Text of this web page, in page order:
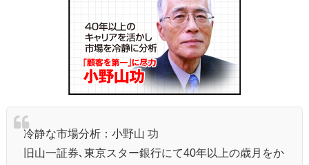
冷静な市場分析：小野山 功
旧山一証券､東京スター銀行にて40年以上の歳月をか